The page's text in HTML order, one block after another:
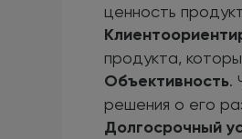
ценность
продукта,
Объективность.
решения о его
Долгосрочный